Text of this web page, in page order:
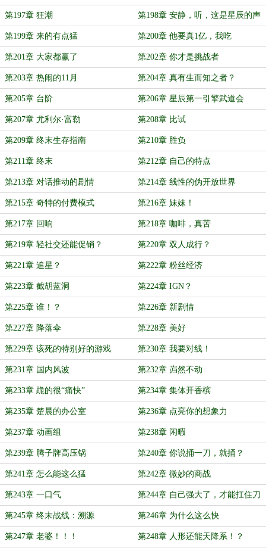
第197章 狂潮 第198章 安静，听，这是星辰的声
音
第199章 来的有点猛 第200章 他要真1亿，我吃
第201章 大家都赢了 第202章 你才是挑战者
第203章 热闹的11月 第204章 真有生而知之者？
第205章 台阶 第206章 星辰第一引擎武道会
第207章 尤利尔·富勒 第208章 比试
第209章 终末生存指南 第210章 胜负
第211章 终末 第212章 自己的特点
第213章 对话推动的剧情 第214章 线性的伪开放世界
第215章 奇特的付费模式 第216章 妹妹！
第217章 回响 第218章 咖啡，真苦
第219章 轻社交还能促销？ 第220章 双人成行？
第221章 追星？ 第222章 粉丝经济
第223章 截胡蓝洞 第224章 IGN？
第225章 谁！？ 第226章 新剧情
第227章 降落伞 第228章 美好
第229章 该死的特别好的游戏 第230章 我要对线！
第231章 国内风波 第232章 岿然不动
第233章 跪的很“痛快” 第234章 集体开香槟
第235章 楚晨的办公室 第236章 点亮你的想象力
第237章 动画组 第238章 闲暇
第239章 腾子牌高压锅 第240章 你说捅一刀，就捅？
第241章 怎么能这么猛 第242章 微妙的商战
第243章 一口气 第244章 自己强大了，才能扛住刀
第245章 终末战线：溯源 第246章 为什么这么快
第247章 老婆！！！ 第248章 人形还能天降系！？